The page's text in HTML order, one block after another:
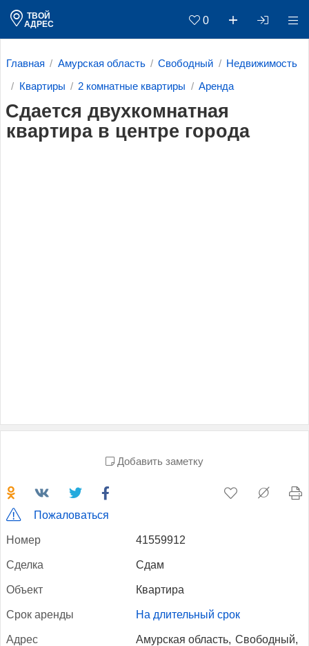
ТВОЙ
АДРЕС
0
Главная Амурская область Свободный Недвижимость
Квартиры 2 комнатные квартиры Аренда
Сдается двухкомнатная
квартира в центре города
Добавить заметку
Пожаловаться
Но­мер 41559912
Сдел­ка Сдам
Объ­ект Квартира
Срок арен­ды На длительный срок
Ад­рес Амурская область, Свободный,